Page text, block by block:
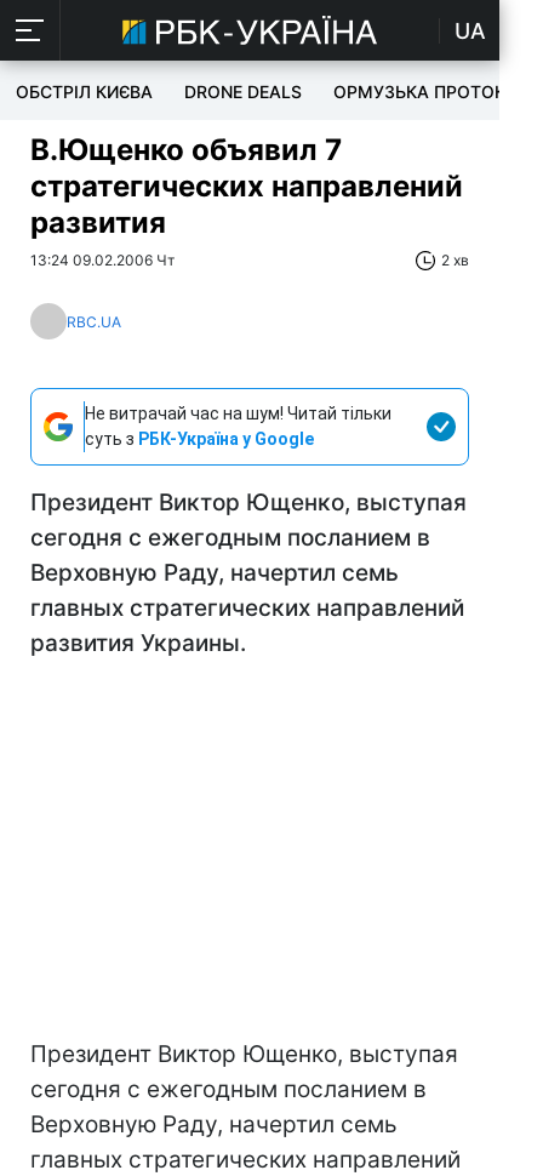
UA
ОБСТРІЛ КИЄВА DRONE DEALS ОРМУЗЬКА ПРОТОКА
В.Ющенко объявил 7
стратегических направлений
развития
13:24 09.02.2006 Чт 2 хв
RBC.UA
Не витрачай час на шум! Читай тільки
суть з РБК-Україна у Google
Президент Виктор Ющенко, выступая
сегодня с ежегодным посланием в
Верховную Раду, начертил семь
главных стратегических направлений
развития Украины.
Президент Виктор Ющенко, выступая
сегодня с ежегодным посланием в
Верховную Раду, начертил семь
главных стратегических направлений